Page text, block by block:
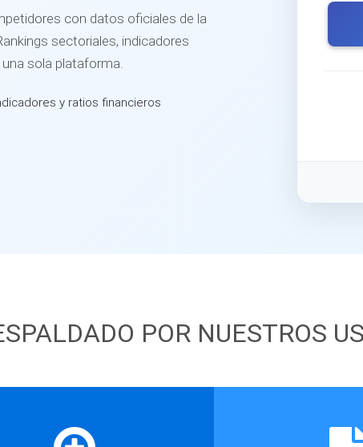
con datos oficiales de la
sectoriales, indicadores
sola plataforma.
y ratios financieros
POR NUESTROS